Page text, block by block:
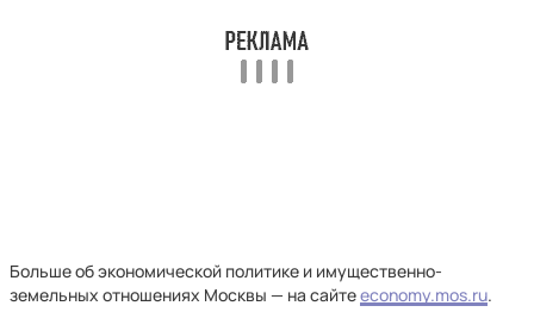
Больше об экономической политике и имущественно-
земельных отношениях Москвы — на сайтеeconomy.mos.ru.